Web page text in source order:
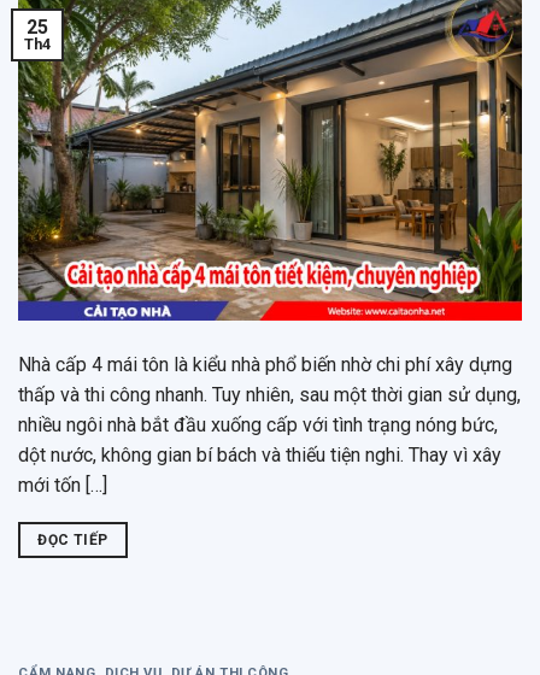
25
Th4
Nhà cấp 4 mái tôn là kiểu nhà phổ biến nhờ chi phí xây dựng
thấp và thi công nhanh. Tuy nhiên, sau một thời gian sử dụng,
nhiều ngôi nhà bắt đầu xuống cấp với tình trạng nóng bức,
dột nước, không gian bí bách và thiếu tiện nghi. Thay vì xây
mới tốn […]
ĐỌC TIẾP